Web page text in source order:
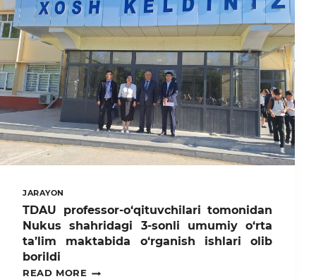
JARAYON
TDAU professor-o‘qituvchilari tomonidan
Nukus shahridagi 3-sonli umumiy o‘rta
ta’lim maktabida o‘rganish ishlari olib
borildi
READ MORE
TDAU